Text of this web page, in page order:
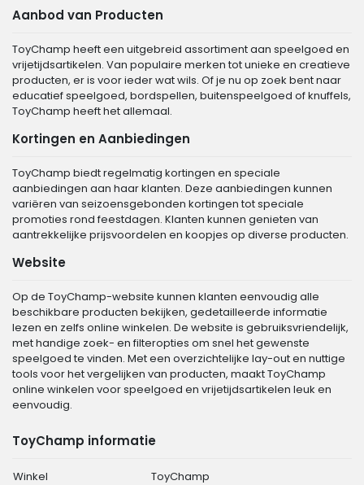
Aanbod van Producten
ToyChamp heeft een uitgebreid assortiment aan speelgoed en
vrijetijdsartikelen. Van populaire merken tot unieke en creatieve
producten, er is voor ieder wat wils. Of je nu op zoek bent naar
educatief speelgoed, bordspellen, buitenspeelgoed of knuffels,
ToyChamp heeft het allemaal.
Kortingen en Aanbiedingen
ToyChamp biedt regelmatig kortingen en speciale
aanbiedingen aan haar klanten. Deze aanbiedingen kunnen
variëren van seizoensgebonden kortingen tot speciale
promoties rond feestdagen. Klanten kunnen genieten van
aantrekkelijke prijsvoordelen en koopjes op diverse producten.
Website
Op de ToyChamp-website kunnen klanten eenvoudig alle
beschikbare producten bekijken, gedetailleerde informatie
lezen en zelfs online winkelen. De website is gebruiksvriendelijk,
met handige zoek- en filteropties om snel het gewenste
speelgoed te vinden. Met een overzichtelijke lay-out en nuttige
tools voor het vergelijken van producten, maakt ToyChamp
online winkelen voor speelgoed en vrijetijdsartikelen leuk en
eenvoudig.
ToyChamp informatie
Winkel
ToyChamp